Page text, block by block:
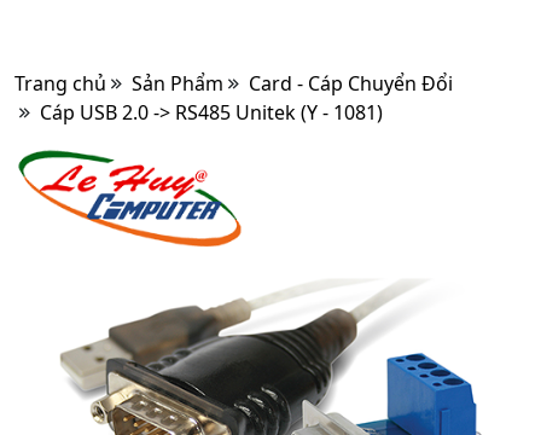
Trang chủ Sản Phẩm
Card - Cáp Chuyển Đổi
Cáp USB 2.0 -> RS485 Unitek (Y - 1081)